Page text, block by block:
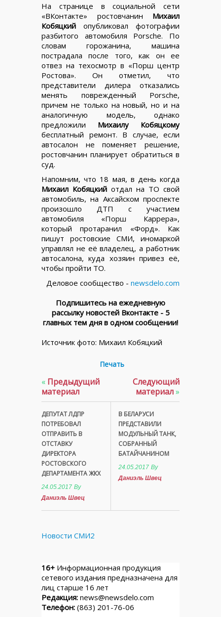
На странице в социальной сети
«ВКонтакте» ростовчанин Михаил
Кобяцкий опубликовал фотографии
разбитого автомобиля Porsche. По
словам горожанина, машина
пострадала после того, как он ее
отвез на техосмотр в «Порш центр
Ростова». Он отметил, что
представители дилера отказались
менять поврежденный Porsche,
причем не только на новый, но и на
аналогичную модель, однако
предложили Михаилу Кобяцкому
бесплатный ремонт. В случае, если
автосалон не поменяет решение,
ростовчанин планирует обратиться в
суд.
Напомним, что 18 мая, в день когда
Михаил Кобяцкий отдал на ТО свой
автомобиль, на Аксайском проспекте
произошло ДТП с участием
автомобиля «Порш Каррера»,
который протаранил «Форд». Как
пишут ростовские СМИ, иномаркой
управлял не её владелец, а работник
автосалона, куда хозяин привез её,
чтобы пройти ТО.
Деловое сообщество - newsdelo.com
Подпишитесь на ежедневную
рассылку новостей Вконтакте - 5
главных тем дня в одном сообщении!
Источник фото: Михаил Кобяцкий
Печать
« Предыдущий
материал
ДЕПУТАТ ЛДПР
ПОТРЕБОВАЛ
ОТПРАВИТЬ В
ОТСТАВКУ
ДИРЕКТОРА
РОСТОВСКОГО
ДЕПАРТАМЕНТА ЖКХ
24.05.2017 By
Даниэль Швец
Следующий
материал»
В БЕЛАРУСИ
ПРЕДСТАВИЛИ
МОДУЛЬНЫЙ ТАНК,
СОБРАННЫЙ
БАТАЙЧАНИНОМ
24.05.2017 By
Даниэль Швец
Новости СМИ2
16+ Информационная продукция
сетевого издания предназначена для
лиц старше 16 лет
Редакция: news@newsdelo.com
Телефон: (863) 201-76-06